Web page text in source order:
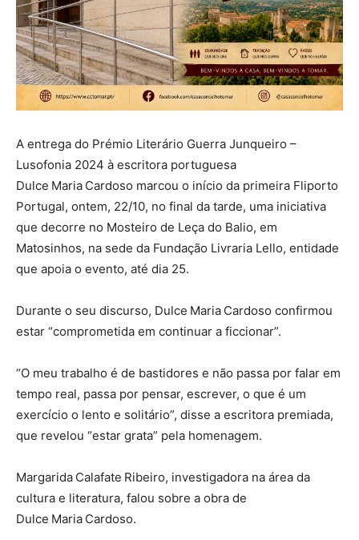
A entrega do Prémio Literário Guerra Junqueiro –
Lusofonia 2024 à escritora portuguesa
Dulce Maria Cardoso marcou o início da primeira Fliporto
Portugal, ontem, 22/10, no final da tarde, uma iniciativa
que decorre no Mosteiro de Leça do Balio, em
Matosinhos, na sede da Fundação Livraria Lello, entidade
que apoia o evento, até dia 25.
Durante o seu discurso, Dulce Maria Cardoso confirmou
estar “comprometida em continuar a ficcionar”.
“O meu trabalho é de bastidores e não passa por falar em
tempo real, passa por pensar, escrever, o que é um
exercício o lento e solitário”, disse a escritora premiada,
que revelou “estar grata” pela homenagem.
Margarida Calafate Ribeiro, investigadora na área da
cultura e literatura, falou sobre a obra de
Dulce Maria Cardoso.